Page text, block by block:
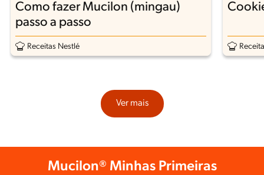
Como fazer Mucilon (mingau)
passo a passo
Receitas Nestlé
Ver mais
Mucilon® Minhas Primeiras